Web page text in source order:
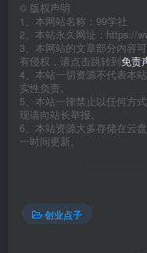
© 版权声明
1、本网站名称：99学社
2、本站永久网址：https://
3、本网站的文章部分内容
有侵权，请点击跳转到免责
4、本站一切资源不代表本
实性负责。
5、本站一律禁止以任何方
现请向站长举报。
6、本站资源大多存储在云
一时间更新。
创业点子